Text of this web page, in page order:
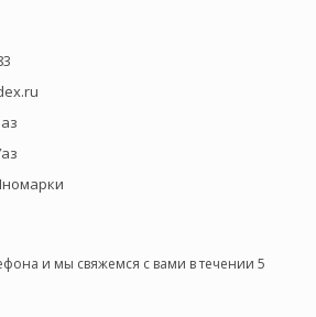
и мы свяжемся с вами в течении 5